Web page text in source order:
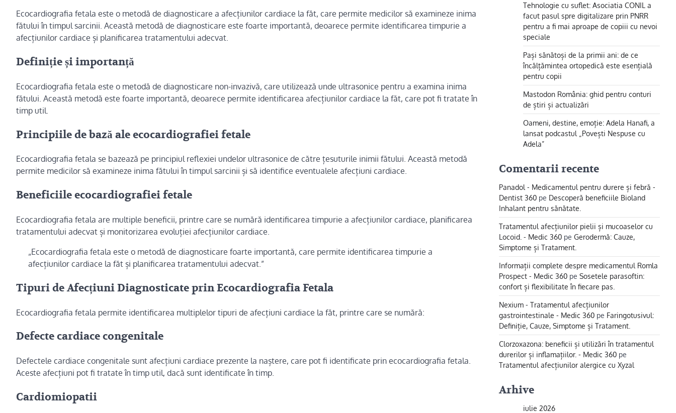
Ecocardiografia fetala este o metodă de diagnosticare a afecțiunilor cardiace la făt, care permite medicilor să examineze inima
fătului în timpul sarcinii. Această metodă de diagnosticare este foarte importantă, deoarece permite identificarea timpurie a
afecțiunilor cardiace și planificarea tratamentului adecvat.
Definiție și importanță
Ecocardiografia fetala este o metodă de diagnosticare non-invazivă, care utilizează unde ultrasonice pentru a examina inima
fătului. Această metodă este foarte importantă, deoarece permite identificarea afecțiunilor cardiace la făt, care pot fi tratate în
timp util.
Principiile de bază ale ecocardiografiei fetale
Ecocardiografia fetala se bazează pe principiul reflexiei undelor ultrasonice de către țesuturile inimii fătului. Această metodă
permite medicilor să examineze inima fătului în timpul sarcinii și să identifice eventualele afecțiuni cardiace.
Beneficiile ecocardiografiei fetale
Ecocardiografia fetala are multiple beneficii, printre care se numără identificarea timpurie a afecțiunilor cardiace, planificarea
tratamentului adecvat și monitorizarea evoluției afecțiunilor cardiace.
„Ecocardiografia fetala este o metodă de diagnosticare foarte importantă, care permite identificarea timpurie a
afecțiunilor cardiace la făt și planificarea tratamentului adecvat.”
Tipuri de Afecțiuni Diagnosticate prin Ecocardiografia Fetala
Ecocardiografia fetala permite identificarea multiplelor tipuri de afecțiuni cardiace la făt, printre care se numără:
Defecte cardiace congenitale
Defectele cardiace congenitale sunt afecțiuni cardiace prezente la naștere, care pot fi identificate prin ecocardiografia fetala.
Aceste afecțiuni pot fi tratate în timp util, dacă sunt identificate în timp.
Cardiomiopatii
Tehnologie cu suflet: Asociatia CONIL a
facut pasul spre digitalizare prin PNRR
pentru a fi mai aproape de copiii cu nevoi
speciale
Pași sănătoși de la primii ani: de ce
încălțămintea ortopedică este esențială
pentru copii
Mastodon România: ghid pentru conturi
de știri și actualizări
Oameni, destine, emoție: Adela Hanafi, a
lansat podcastul „Povești Nespuse cu
Adela”
Comentarii recente
Panadol - Medicamentul pentru durere și febră -
Dentist 360 pe Descoperă beneficiile Bioland
Inhalant pentru sănătate.
Tratamentul afecțiunilor pielii și mucoaselor cu
Locoid. - Medic 360 pe Gerodermă: Cauze,
Simptome și Tratament.
Informații complete despre medicamentul Romla
Prospect - Medic 360 pe Sosetele parasoftin:
confort și flexibilitate în fiecare pas.
Nexium - Tratamentul afecțiunilor
gastrointestinale - Medic 360 pe Faringotusivul:
Definiție, Cauze, Simptome și Tratament.
Clorzoxazona: beneficii și utilizări în tratamentul
durerilor și inflamațiilor. - Medic 360 pe
Tratamentul afecțiunilor alergice cu Xyzal
Arhive
iulie 2026